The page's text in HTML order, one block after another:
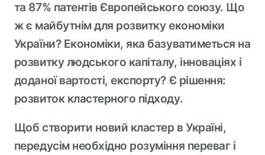
та 87% патентів Європейського союзу. Що
ж є майбутнім для розвитку економіки
України? Економіки, яка базуватиметься на
розвитку людського капіталу, інноваціях і
доданої вартості, експорту? Є рішення:
розвиток кластерного підходу.
Щоб створити новий кластер в Україні,
передусім необхідно розуміння переваг і